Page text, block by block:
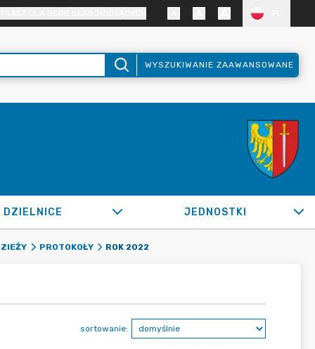
WYSZUKIWANIE ZAAWANSOWANE
DZIELNICE JEDNOSTKI
PROTOKOŁY ROK 2022
sortowanie: